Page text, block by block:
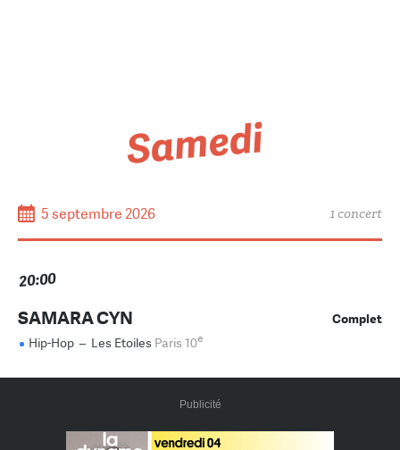
Samedi
5 septembre 2026 1 concert
20:00
Complet
SAMARA CYN
Hip-Hop – Les Etoiles Paris 10e
Publicité